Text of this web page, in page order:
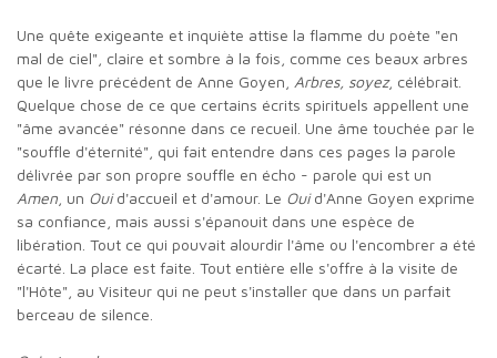
Une quête exigeante et inquiète attise la flamme du poète "en
mal de ciel", claire et sombre à la fois, comme ces beaux arbres
que le livre précédent de Anne Goyen, Arbres, soyez, célébrait.
Quelque chose de ce que certains écrits spirituels appellent une
"âme avancée" résonne dans ce recueil. Une âme touchée par le
"souffle d'éternité", qui fait entendre dans ces pages la parole
délivrée par son propre souffle en écho - parole qui est un
Amen , un Ouid'accueil et d'amour. Le Ouid'Anne Goyen exprime
sa confiance, mais aussi s'épanouit dans une espèce de
libération. Tout ce qui pouvait alourdir l'âme ou l'encombrer a été
écarté. La place est faite. Tout entière elle s'offre à la visite de
"l'Hôte", au Visiteur qui ne peut s'installer que dans un parfait
berceau de silence.